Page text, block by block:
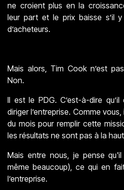
ne croient plus en la
leur part et le prix baisse s’il
d’acheteurs.
Mais alors, Tim Cook n’est
Non.
Il est le PDG. C’est-à-dire
diriger l’entreprise. Comme
du mois pour remplir cette
les résultats ne sont pas à la
Mais entre nous, je pense
même beaucoup), ce qui en
l’entreprise.